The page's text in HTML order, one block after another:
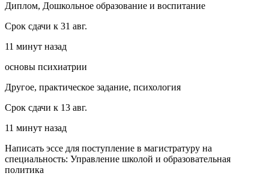
Диплом, Дошкольное образование и воспитание
Срок сдачи к 31 авг.
11 минут назад
основы психиатрии
Другое, практическое задание, психология
Срок сдачи к 13 авг.
11 минут назад
Написать эссе для поступление в магистратуру на
специальность: Управление школой и образовательная
политика